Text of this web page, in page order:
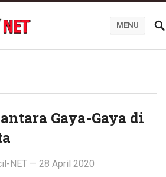
MENU
Gaya-Gaya di
NET — 28 April 2020